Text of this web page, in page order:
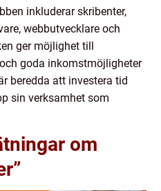
inkluderar skribenter,
webbutvecklare och
ger möjlighet till
goda inkomstmöjligheter
beredda att investera tid
sin verksamhet som
om